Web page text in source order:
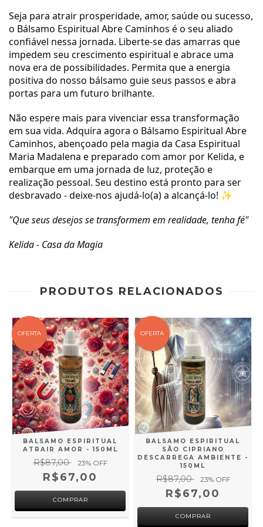
Seja para atrair prosperidade, amor, saúde ou sucesso,
o Bálsamo Espiritual Abre Caminhos é o seu aliado
confiável nessa jornada. Liberte-se das amarras que
impedem seu crescimento espiritual e abrace uma
nova era de possibilidades. Permita que a energia
positiva do nosso bálsamo guie seus passos e abra
portas para um futuro brilhante.
Não espere mais para vivenciar essa transformação
em sua vida. Adquira agora o Bálsamo Espiritual Abre
Caminhos, abençoado pela magia da Casa Espiritual
Maria Madalena e preparado com amor por Kelida, e
embarque em uma jornada de luz, proteção e
realização pessoal. Seu destino está pronto para ser
desbravado - deixe-nos ajudá-lo(a) a alcançá-lo! ✨
"Que seus desejos se transformem em realidade, tenha fé"
Kelida - Casa da Magia
PRODUTOS RELACIONADOS
OFERTA
BALSAMO ESPIRITUAL
ATRAIR AMOR - 150ML
R$87,00 23% OFF
R$67,00
OFERTA
BALSAMO ESPIRITUAL
SÃO CIPRIANO
DESCARREGA AMBIENTE -
150ML
R$87,00 23% OFF
R$67,00